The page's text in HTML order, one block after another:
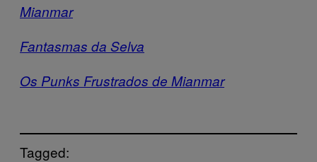
Mianmar
Fantasmas da Selva
Os Punks Frustrados de Mianmar
Tagged: